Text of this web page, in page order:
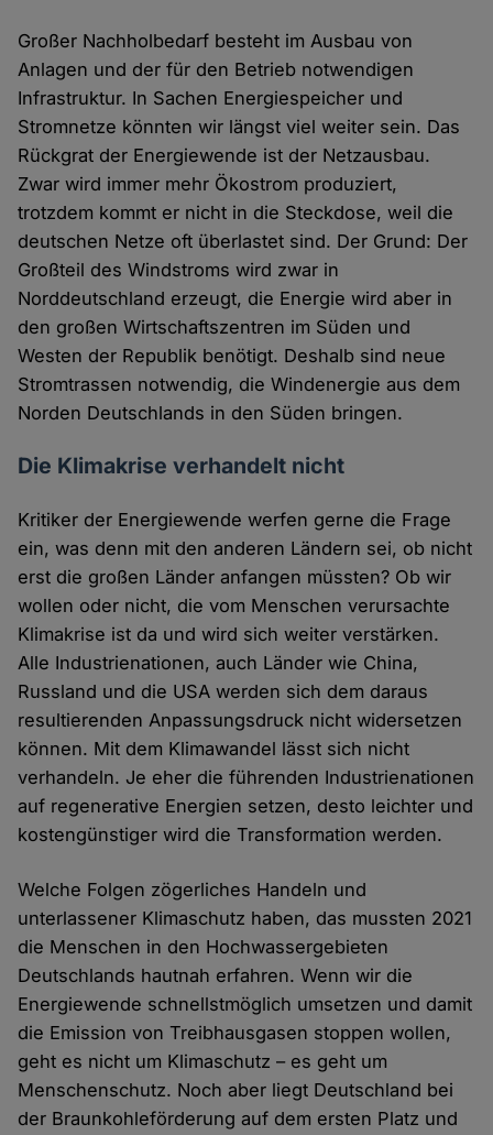
Großer Nachholbedarf besteht im Ausbau von
Anlagen und der für den Betrieb notwendigen
Infrastruktur. In Sachen Energiespeicher und
Stromnetze könnten wir längst viel weiter sein. Das
Rückgrat der Energiewende ist der Netzausbau.
Zwar wird immer mehr Ökostrom produziert,
trotzdem kommt er nicht in die Steckdose, weil die
deutschen Netze oft überlastet sind. Der Grund: Der
Großteil des Windstroms wird zwar in
Norddeutschland erzeugt, die Energie wird aber in
den großen Wirtschaftszentren im Süden und
Westen der Republik benötigt. Deshalb sind neue
Stromtrassen notwendig, die Windenergie aus dem
Norden Deutschlands in den Süden bringen.
Die Klimakrise verhandelt nicht
Kritiker der Energiewende werfen gerne die Frage
ein, was denn mit den anderen Ländern sei, ob nicht
erst die großen Länder anfangen müssten? Ob wir
wollen oder nicht, die vom Menschen verursachte
Klimakrise ist da und wird sich weiter verstärken.
Alle Industrienationen, auch Länder wie China,
Russland und die USA werden sich dem daraus
resultierenden Anpassungsdruck nicht widersetzen
können. Mit dem Klimawandel lässt sich nicht
verhandeln. Je eher die führenden Industrienationen
auf regenerative Energien setzen, desto leichter und
kostengünstiger wird die Transformation werden.
Welche Folgen zögerliches Handeln und
unterlassener Klimaschutz haben, das mussten 2021
die Menschen in den Hochwassergebieten
Deutschlands hautnah erfahren. Wenn wir die
Energiewende schnellstmöglich umsetzen und damit
die Emission von Treibhausgasen stoppen wollen,
geht es nicht um Klimaschutz – es geht um
Menschenschutz. Noch aber liegt Deutschland bei
der Braunkohleförderung auf dem ersten Platz und